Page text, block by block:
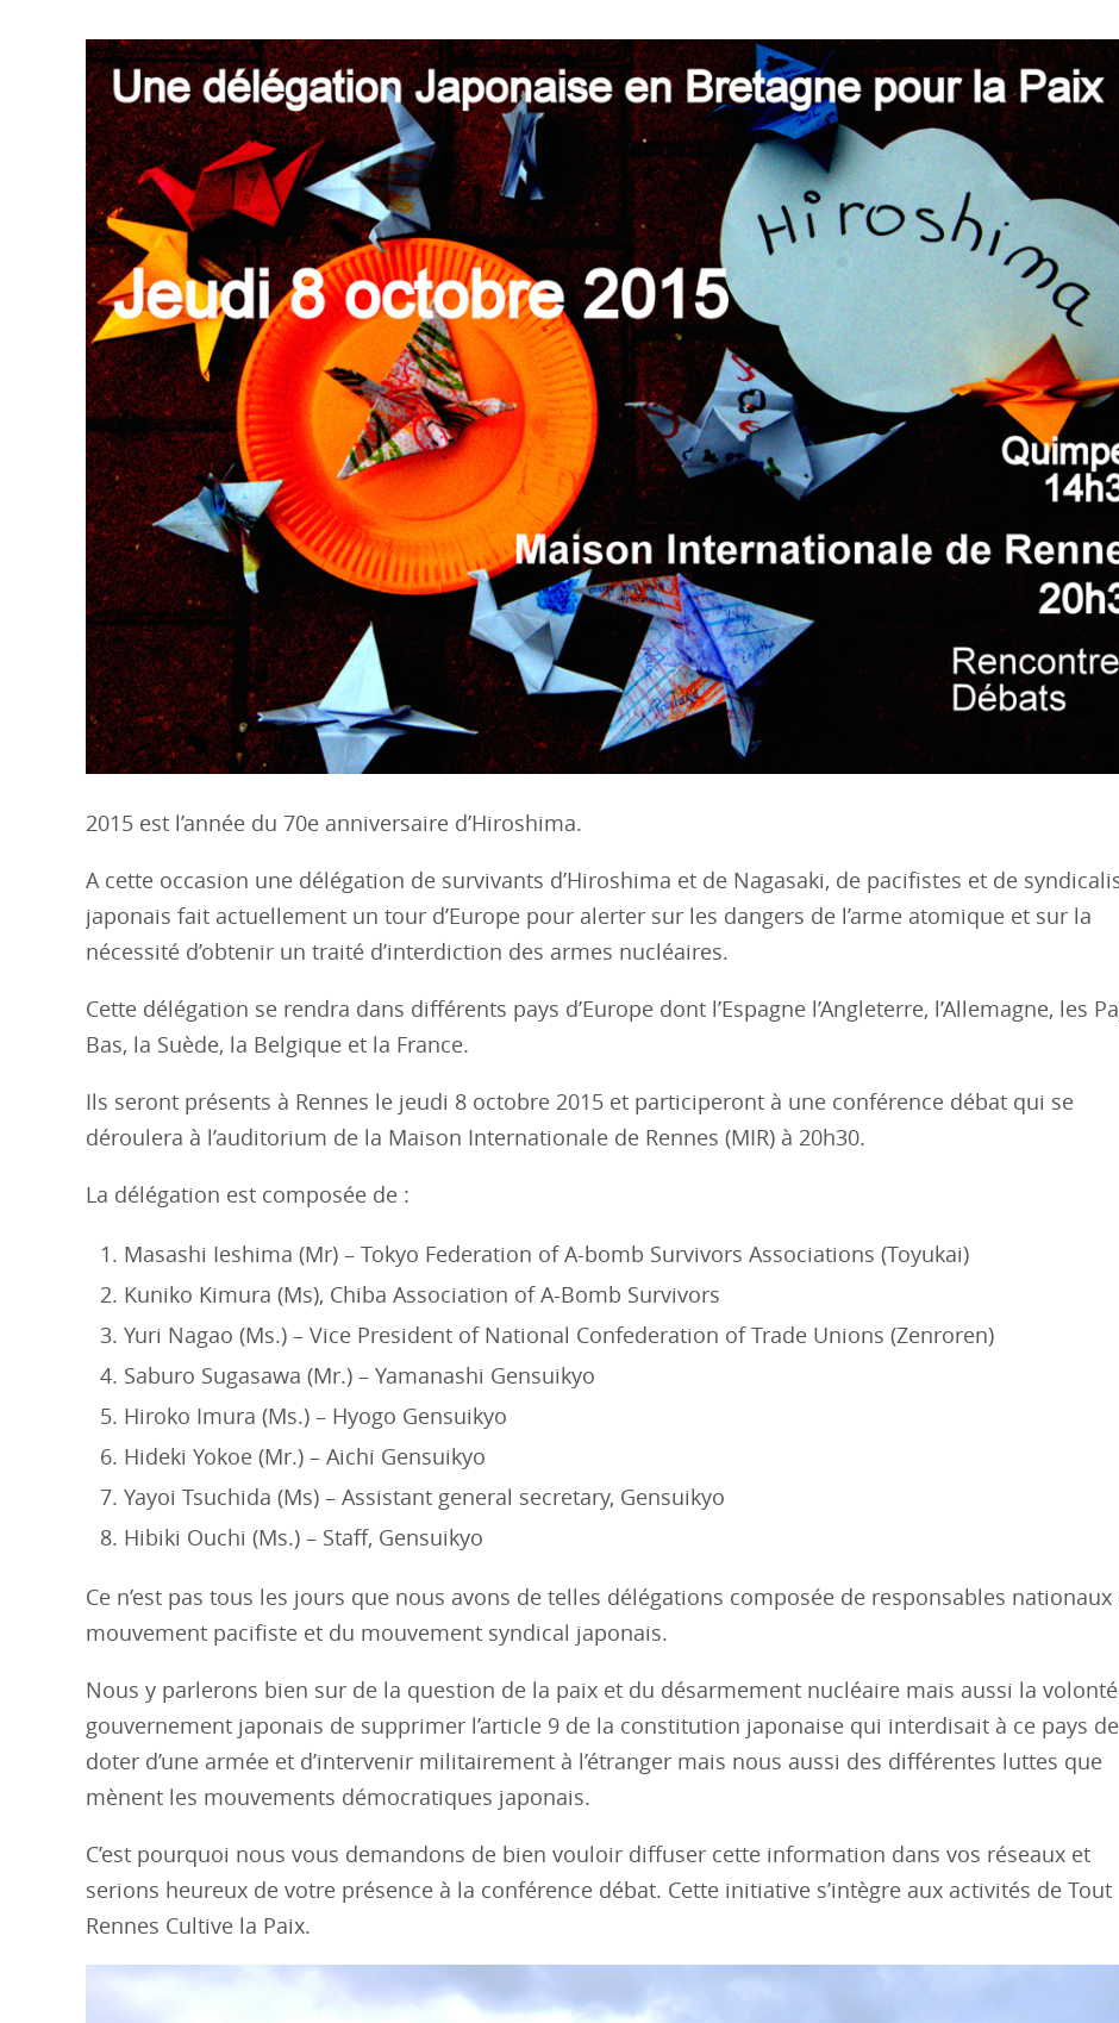
2015 est l’année du 70e anniversaire d’Hiroshima.
A cette occasion une délégation de survivants d’Hiroshima et de Nagasaki, de pacifistes et de
japonais fait actuellement un tour d’Europe pour alerter sur les dangers de l’arme atomique et sur la
nécessité d’obtenir un traité d’interdiction des armes nucléaires.
Cette délégation se rendra dans différents pays d’Europe dont l’Espagne l’Angleterre, l’Allemagne, les
Bas, la Suède, la Belgique et la France.
Ils seront présents à Rennes le jeudi 8 octobre 2015 et participeront à une conférence débat qui se
déroulera à l’auditorium de la Maison Internationale de Rennes (MIR) à 20h30.
La délégation est composée de :
Masashi Ieshima (Mr) – Tokyo Federation of A-bomb Survivors Associations (Toyukai)
Kuniko Kimura (Ms), Chiba Association of A-Bomb Survivors
Yuri Nagao (Ms.) – Vice President of National Confederation of Trade Unions (Zenroren)
Saburo Sugasawa (Mr.) – Yamanashi Gensuikyo
Hiroko Imura (Ms.) – Hyogo Gensuikyo
Hideki Yokoe (Mr.) – Aichi Gensuikyo
Yayoi Tsuchida (Ms) – Assistant general secretary, Gensuikyo
Hibiki Ouchi (Ms.) – Staff, Gensuikyo
Ce n’est pas tous les jours que nous avons de telles délégations composée de responsables nationaux
mouvement pacifiste et du mouvement syndical japonais.
Nous y parlerons bien sur de la question de la paix et du désarmement nucléaire mais aussi la
gouvernement japonais de supprimer l’article 9 de la constitution japonaise qui interdisait à ce pays
doter d’une armée et d’intervenir militairement à l’étranger mais nous aussi des différentes luttes que
mènent les mouvements démocratiques japonais.
C’est pourquoi nous vous demandons de bien vouloir diffuser cette information dans vos réseaux et
serions heureux de votre présence à la conférence débat. Cette initiative s’intègre aux activités de Tout
Rennes Cultive la Paix.